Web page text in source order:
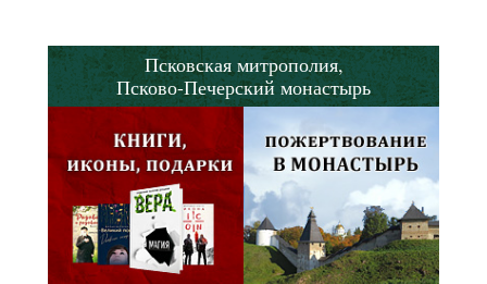
Псковская митрополия,
Псково-Печерский монастырь